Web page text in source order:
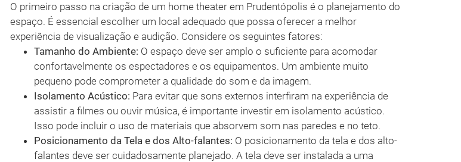
O primeiro passo na criação de um home theater em Prudentópolis é o planejamento do
espaço. É essencial escolher um local adequado que possa oferecer a melhor
experiência de visualização e audição. Considere os seguintes fatores:
Tamanho do Ambiente: O espaço deve ser amplo o suficiente para acomodar
confortavelmente os espectadores e os equipamentos. Um ambiente muito
pequeno pode comprometer a qualidade do som e da imagem.
Isolamento Acústico: Para evitar que sons externos interfiram na experiência de
assistir a filmes ou ouvir música, é importante investir em isolamento acústico.
Isso pode incluir o uso de materiais que absorvem som nas paredes e no teto.
Posicionamento da Tela e dos Alto-falantes: O posicionamento da tela e dos alto-
falantes deve ser cuidadosamente planejado. A tela deve ser instalada a uma